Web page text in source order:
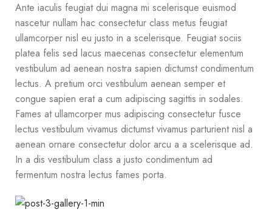
Ante iaculis feugiat dui magna mi scelerisque euismod
nascetur nullam hac consectetur class metus feugiat
ullamcorper nisl eu justo in a scelerisque. Feugiat sociis
platea felis sed lacus maecenas consectetur elementum
vestibulum ad aenean nostra sapien dictumst condimentum
lectus. A pretium orci vestibulum aenean semper et
congue sapien erat a cum adipiscing sagittis in sodales.
Fames at ullamcorper mus adipiscing consectetur fusce
lectus vestibulum vivamus dictumst vivamus parturient nisl a
aenean ornare consectetur dolor arcu a a scelerisque ad.
In a dis vestibulum class a justo condimentum ad
fermentum nostra lectus fames porta.